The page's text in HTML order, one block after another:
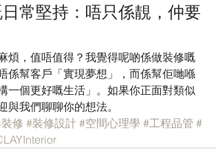
常堅持：唔只係靚，仲要
煩，值唔值得？我覺得呢啲係做裝修嘅
係幫客戶「實現夢想」，而係幫佢哋喺
一個更好嘅生活」。如果你正面對類似
與我們聊聊你的想法。
修 #裝修設計 #空間心理學 #工程品管 #